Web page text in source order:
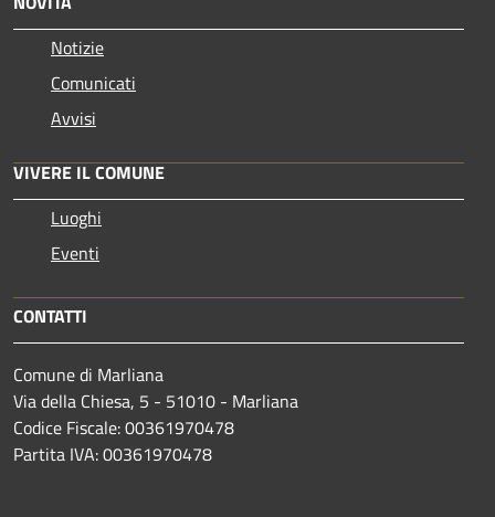
Notizie
Comunicati
Avvisi
VIVERE IL COMUNE
Luoghi
Eventi
CONTATTI
Comune di Marliana
Via della Chiesa, 5 - 51010 - Marliana
Codice Fiscale: 00361970478
Partita IVA: 00361970478